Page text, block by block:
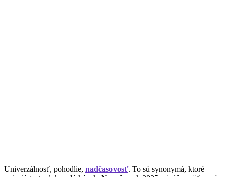
Univerzálnosť, pohodlie, nadčasovosť. To sú synonymá, ktoré